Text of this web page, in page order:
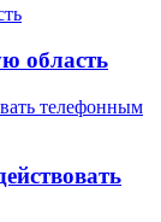
область